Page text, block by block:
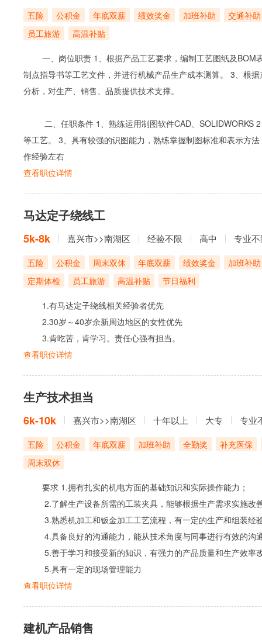
五险 公积金 年底双薪 绩效奖金 加班补助
交通补助
员工旅游
高温补贴
一、岗位职责 1、根据产品工艺要求，编制工艺图纸及BOM
制点指导书等工艺文件，并进行机械产品生产成本测算。 3、根
分析，对生产、销售、品质提供技术支撑。
二、任职条件 1、熟练运用制图软件CAD、SOLIDWORKS 2
等工艺。 3、具有较强的识图能力，熟练掌握制图标准和表示方
作经验左右
查看职位详情
马达定子绕线工
5k-8k 嘉兴市>>南湖区 经验不限 高中 专业
五险 公积金 周末双休 年底双薪 绩效奖金
加班补助
定期体检
员工旅游 高温补贴 节日福利
1.有马达定子绕线相关经验者优先
2.30岁～40岁余新周边地区的女性优先
3.肯吃苦，肯学习。责任心强有担当。
查看职位详情
生产技术担当
6k-10k 嘉兴市>>南湖区 十年以上 大专 专业
五险 公积金 年底双薪 加班补助 全勤奖
补充医保
周末双休
要求 1.拥有扎实的机电方面的基础知识和实际操作能力；
2.了解生产设备所需的工装夹具，能够根据生产需求实施改
3.熟悉机加工和钣金加工工艺流程，有一定的生产和组装经
4.具备良好的沟通能力，能从技术角度与同事进行有效的沟
5.善于学习和接受新的知识，有强力的产品质量和生产效率
5.具有一定的现场管理能力
查看职位详情
建机产品销售